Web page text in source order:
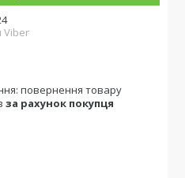
Viber
повернення товару
за рахунок покупця